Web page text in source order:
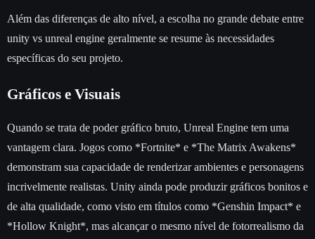
Além das diferenças de alto nível, a escolha no grande debate entre
unity vs unreal engine geralmente se resume às necessidades
específicas do seu projeto.
Gráficos e Visuais
Quando se trata de poder gráfico bruto, Unreal Engine tem uma
vantagem clara. Jogos como *Fortnite* e *The Matrix Awakens*
demonstram sua capacidade de renderizar ambientes e personagens
incrivelmente realistas. Unity ainda pode produzir gráficos bonitos e
de alta qualidade, como visto em títulos como *Genshin Impact* e
*Hollow Knight*, mas alcançar o mesmo nível de fotorrealismo da